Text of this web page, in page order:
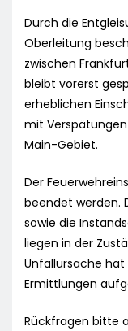
Durch die
Oberleitung
zwischen
bleibt vorerst
erheblichen
mit
Main-Gebiet.
Der
beendet werden.
sowie die
liegen in der
Unfallursache hat
Ermittlungen
Rückfragen bitte